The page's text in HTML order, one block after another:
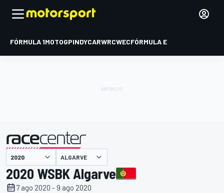
FÓRMULA 1MOTOGPINDYCARWRCWECFÓRMULA E
presentado por ALGARVE
2020 WSBK Algarve
7 ago 2020 - 9 ago 2020